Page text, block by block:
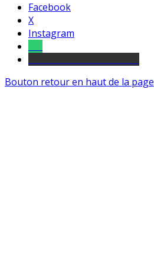
Facebook
X
Instagram
Bouton retour en haut de la page